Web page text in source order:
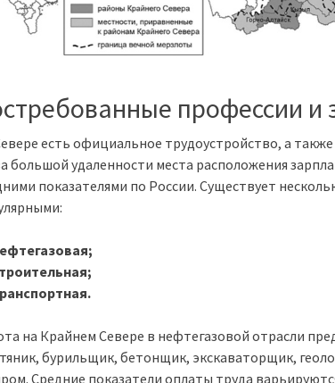
профессии и
есть официальное трудоустройство, а
большой удаленности места расположения
показателями по России. Существует
на Крайнем Севере в нефтегазовой отрасли
бурильщик, бетонщик, экскаваторщик,
Средние показатели оплаты труда